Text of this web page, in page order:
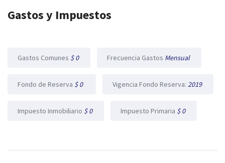
Gastos y Impuestos
Gastos Comunes $ 0 Frecuencia Gastos Mensual
Fondo de Reserva $ 0 Vigencia Fondo Reserva: 2019
Impuesto Inmobiliario $ 0 Impuesto Primaria $ 0